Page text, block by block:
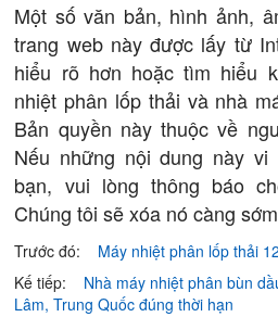
Một số văn bản, hình ảnh,
trang web này được lấy từ
hiểu rõ hơn hoặc tìm hiểu
nhiệt phân lốp thải và nhà
Bản quyền này thuộc về
Nếu những nội dung này vi
bạn, vui lòng thông báo
Chúng tôi sẽ xóa nó càng
Trước đó:
Máy nhiệt phân lốp thải
Kế tiếp:
Nhà máy nhiệt phân bùn
Lâm, Trung Quốc đúng thời hạn